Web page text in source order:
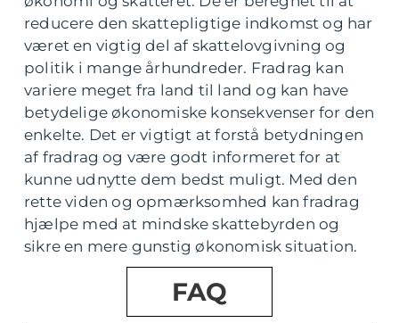
reducere den skattepligtige indkomst og har
været en vigtig del af skattelovgivning og
politik i mange århundreder. Fradrag kan
variere meget fra land til land og kan have
betydelige økonomiske konsekvenser for den
enkelte. Det er vigtigt at forstå betydningen
af fradrag og være godt informeret for at
kunne udnytte dem bedst muligt. Med den
rette viden og opmærksomhed kan fradrag
hjælpe med at mindske skattebyrden og
sikre en mere gunstig økonomisk situation.
FAQ